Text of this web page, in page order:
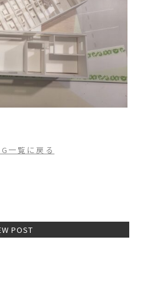
一覧に戻る
POST